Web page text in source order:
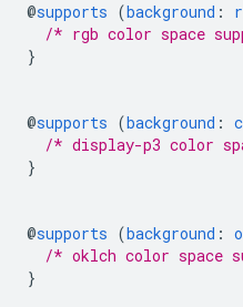
@supports (background :
/* rgb color space
}
@supports (background :
/* display-p3 color
}
@supports (background :
/* oklch color space
}